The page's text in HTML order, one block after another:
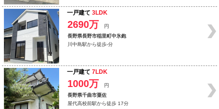
一戸建て 3LDK
2690万
円
長野県長野市稲里町中氷鉋
川中島駅から徒歩-分
一戸建て 7LDK
1000万
円
長野県千曲市粟佐
屋代高校前駅から徒歩 17分